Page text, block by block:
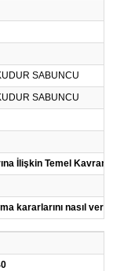
SABUNCU
SABUNCU
İlişkin Temel
kararlarını nasıl